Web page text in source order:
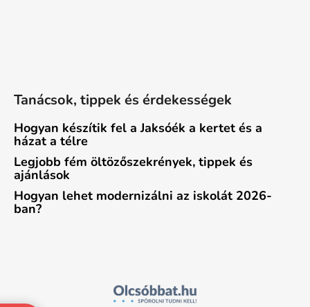
Tanácsok, tippek és érdekességek
Hogyan készítik fel a Jaksóék a kertet és a
házat a télre
Legjobb fém öltözőszekrények, tippek és
ajánlások
Hogyan lehet modernizálni az iskolát 2026-
ban?